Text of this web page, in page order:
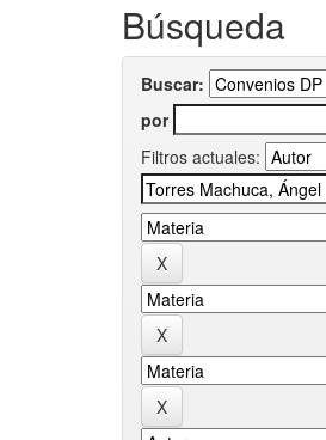
Búsqueda
Buscar:
por
Filtros actuales: